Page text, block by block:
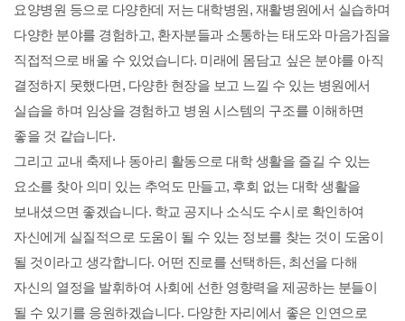
요양병원 등으로 다양한데 저는 대학병원, 재활병원에서 실습하며
다양한 분야를 경험하고, 환자분들과 소통하는 태도와 마음가짐을
직접적으로 배울 수 있었습니다. 미래에 몸담고 싶은 분야를 아직
결정하지 못했다면, 다양한 현장을 보고 느낄 수 있는 병원에서
실습을 하며 임상을 경험하고 병원 시스템의 구조를 이해하면
좋을 것 같습니다.
그리고 교내 축제나 동아리 활동으로 대학 생활을 즐길 수 있는
요소를 찾아 의미 있는 추억도 만들고, 후회 없는 대학 생활을
보내셨으면 좋겠습니다. 학교 공지나 소식도 수시로 확인하여
자신에게 실질적으로 도움이 될 수 있는 정보를 찾는 것이 도움이
될 것이라고 생각합니다. 어떤 진로를 선택하든, 최선을 다해
자신의 열정을 발휘하여 사회에 선한 영향력을 제공하는 분들이
될 수 있기를 응원하겠습니다. 다양한 자리에서 좋은 인연으로